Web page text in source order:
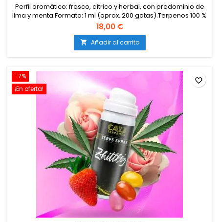
Perfil aromático: fresco, cítrico y herbal, con predominio de
lima y menta.Formato: 1 ml (aprox. 200 gotas).Terpenos 100 %
naturales y puros.Sin aditivos, disolventes ni
cannabinoides.Elaborados a partir de materias primas
sostenibles, sin pesticidas ni OGM.Certificación ISO y de
calidad alimentaria.Marca: Cali Terpenes.
18,00 €
 Añadir al carrito
-7%
¡En oferta!
favorite_border